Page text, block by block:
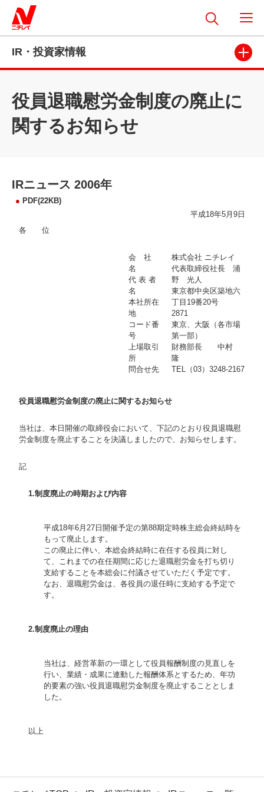
IR・投資家情報
役員退職慰労金制度の廃止に
関するお知らせ
IRニュース 2006年
● PDF(22KB)
平成18年5月9日
各 位
会 社
名
代 表 者
名
本社所在
地
コード番
号
上場取引
所
問合せ先
株式会社 ニチレイ
代表取締役社長 浦
野 光人
東京都中央区築地六
丁目19番20号
2871
東京、大阪（各市場
第一部）
財務部長 中村
隆
TEL（03）3248-2167
役員退職慰労金制度の廃止に関するお知らせ
当社は、本日開催の取締役会において、下記のとおり役員退職慰
労金制度を廃止することを決議しましたので、お知らせします。
記
1.制度廃止の時期および内容
平成18年6月27日開催予定の第88期定時株主総会終結時を
もって廃止します。
この廃止に伴い、本総会終結時に在任する役員に対し
て、これまでの在任期間に応じた退職慰労金を打ち切り
支給することを本総会に付議させていただく予定です。
なお、退職慰労金は、各役員の退任時に支給する予定で
す。
2.制度廃止の理由
当社は、経営革新の一環として役員報酬制度の見直しを
行い、業績・成果に連動した報酬体系とするため、年功
的要素の強い役員退職慰労金制度を廃止することとしま
した。
以上